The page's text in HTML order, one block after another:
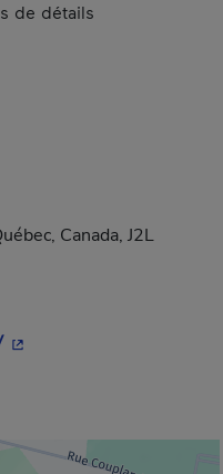
de détails
Canada, J2L
- Cet hyperlien s'ouvrira